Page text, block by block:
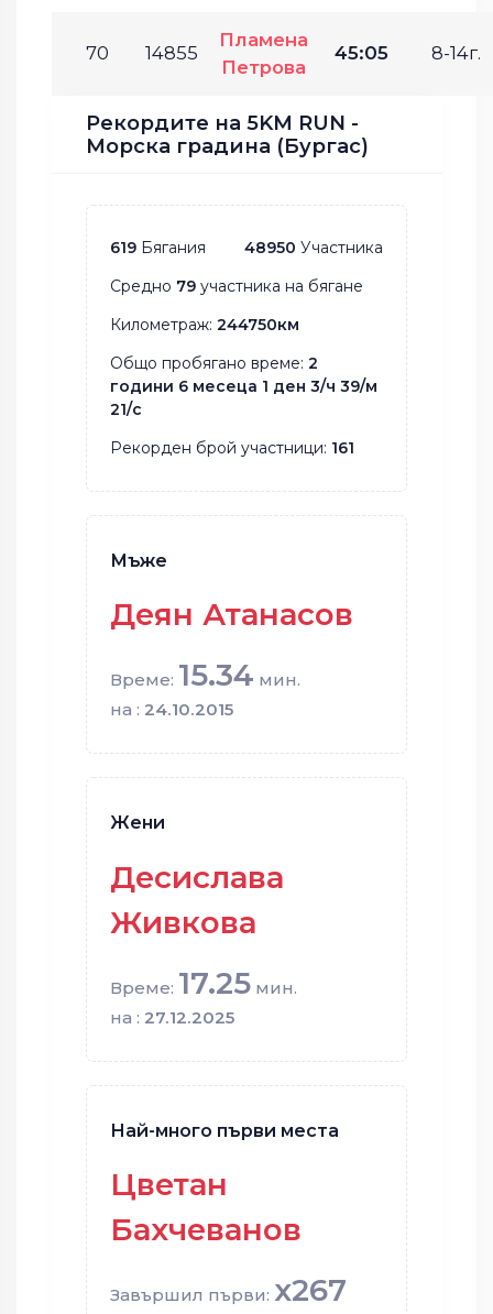
70 14855
Пламена
Петрова
45:05 8-14г.
Рекордите на 5KM RUN -
Морска градина (Бургас)
619 Бягания 48950 Участника
Средно 79 участника на бягане
Километраж: 244750км
Общо пробягано време: 2
години 6 месеца 1 ден 3/ч 39/м
21/с
Рекорден брой участници: 161
Мъже
Деян Атанасов
Време: 15.34 мин.
на : 24.10.2015
Жени
Десислава
Живкова
Време: 17.25 мин.
на : 27.12.2025
Най-много първи места
Цветан
Бахчеванов
Завършил първи: x267